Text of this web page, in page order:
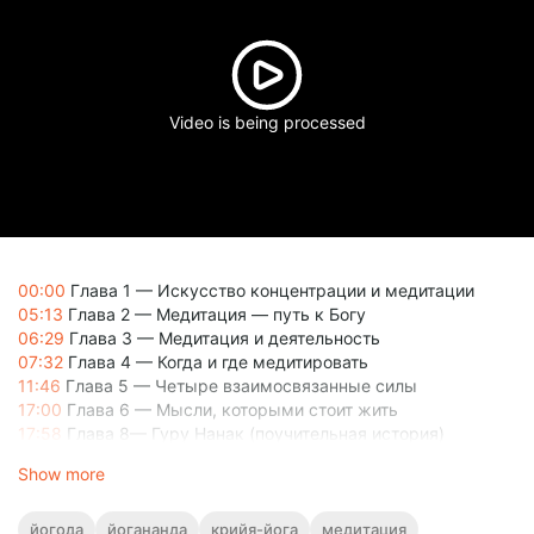
Video is being processed
00:00 Глава 1 — Искусство концентрации и медитации
05:13 Глава 2 — Медитация — путь к Богу
06:29 Глава 3 — Медитация и деятельность
07:32 Глава 4 — Когда и где медитировать
11:46 Глава 5 — Четыре взаимосвязанные силы
17:00 Глава 6 — Мысли, которыми стоит жить
17:58 Глава 8— Гуру Нанак (поучительная история)
Show more
йогода йогананда крийя-йога медитация